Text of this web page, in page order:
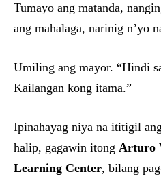
Tumayo ang matanda,
ang mahalaga, narinig n’yo
Umiling ang mayor. “Hindi
Kailangan kong itama.”
Ipinahayag niya na ititigil
halip, gagawin itong Arturo
Learning Center, bilang